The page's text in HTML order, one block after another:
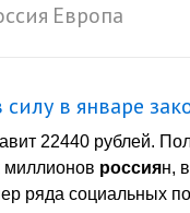
Европа
в январе
22440 рублей.
миллионов россиян,
ряда социальных